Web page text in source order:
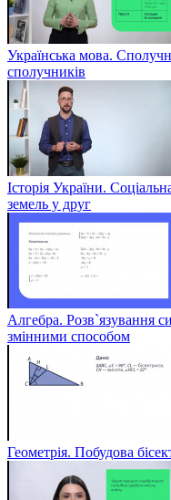
Українська мова.
сполучників
Історія України.
земель у друг
Алгебра. Розв`язування
змінними способом
Геометрія. Побудова